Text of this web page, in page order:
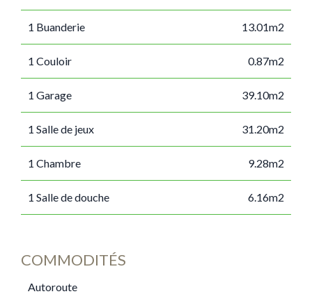
1 Buanderie 13.01m2
1 Couloir 0.87m2
1 Garage 39.10m2
1 Salle de jeux 31.20m2
1 Chambre 9.28m2
1 Salle de douche 6.16m2
COMMODITÉS
Autoroute